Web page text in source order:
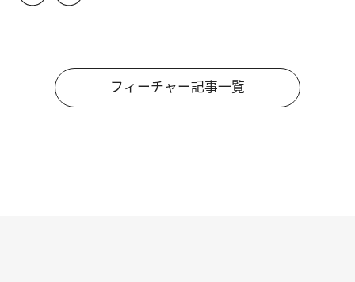
フィーチャー記事一覧